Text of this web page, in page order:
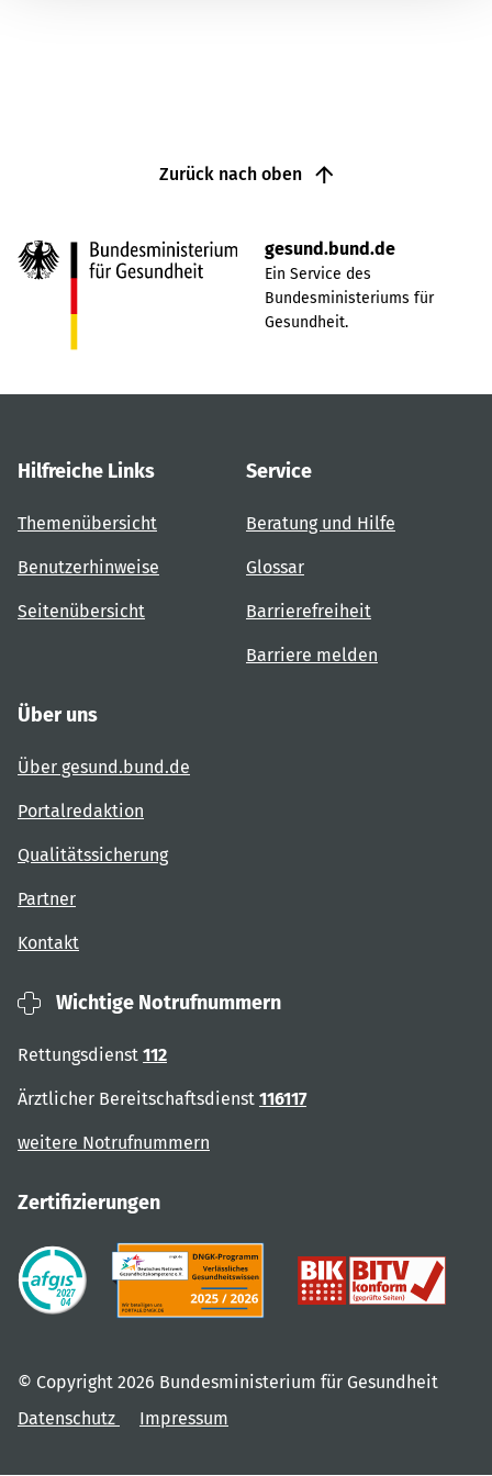
Zurück nach oben
gesund.bund.de
Ein Service des
Bundesministeriums für
Gesundheit.
Hilfreiche Links
Themenübersicht
Benutzerhinweise
Seitenübersicht
Service
Beratung und Hilfe
Glossar
Barrierefreiheit
Barriere melden
Über uns
Über gesund.bund.de
Portalredaktion
Qualitätssicherung
Partner
Kontakt
Wichtige Notrufnummern
Rettungsdienst 112
Ärztlicher Bereitschaftsdienst 116117
weitere Notrufnummern
Zertifizierungen
© Copyright 2026 Bundesministerium für Gesundheit
Datenschutz
Impressum